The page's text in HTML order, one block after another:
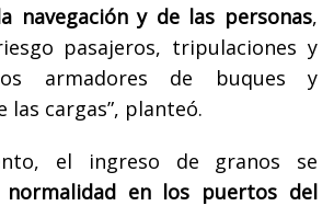
navegación y de las personas,
pasajeros, tripulaciones y
armadores de buques y
cargas”, planteó.
el ingreso de granos se
normalidad en los puertos del